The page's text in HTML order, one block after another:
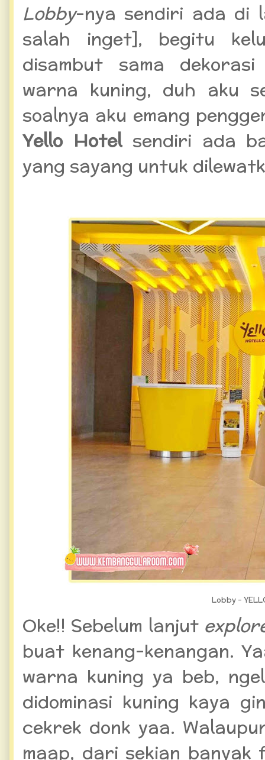
Lobby-nya sendiri ada di
salah inget], begitu
disambut sama
warna kuning, duh aku
soalnya aku emang
Yello Hotelsendiri ada
yang sayang untuk
Lobby -
Oke!! Sebelum lanjut
buat kenang-kenangan.
warna kuning ya beb,
didominasi kuning kaya
cekrek donk yaa.
maap, dari sekian